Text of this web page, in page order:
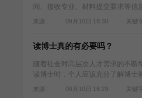
间、接收专业、材料提交要求等
来源 : 09月10日 16:30 关键
读博士真的有必要吗？
随着社会对高层次人才需求的不
读博士时，个人应该充分了解博
来源 : 09月10日 16:29 关键